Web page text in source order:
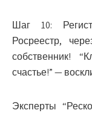
Шаг 10:
Росреестр,
собственник!
счастье!” —
Эксперты